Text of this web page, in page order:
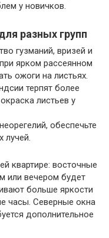
у новичков.
разных групп
гузманий, вризей и
ярком рассеянном
ожоги на листьях.
терпят более
листьев у
обеспечьте
лучей.
квартире: восточные
или вечером будет
больше яркости
часы. Северные окна
дополнительное